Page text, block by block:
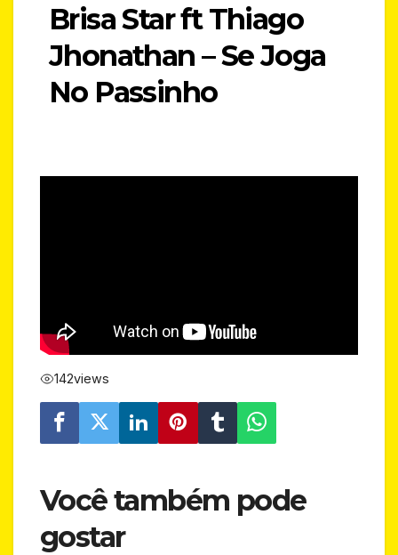
Brisa Star ft Thiago
Jhonathan – Se Joga
No Passinho
142views
Você também pode
gostar